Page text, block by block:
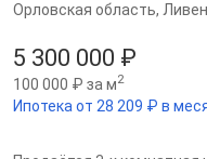
5 300 000 ₽
100 000 ₽ за м2
Ипотека от 28 209 ₽ в
Орловская область,